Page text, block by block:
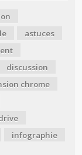
astuces
discussion
chrome
infographie